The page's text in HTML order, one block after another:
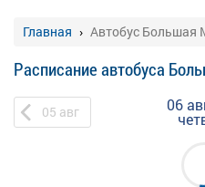
Главная Автобус Большая
Расписание автобуса
05 авг 06